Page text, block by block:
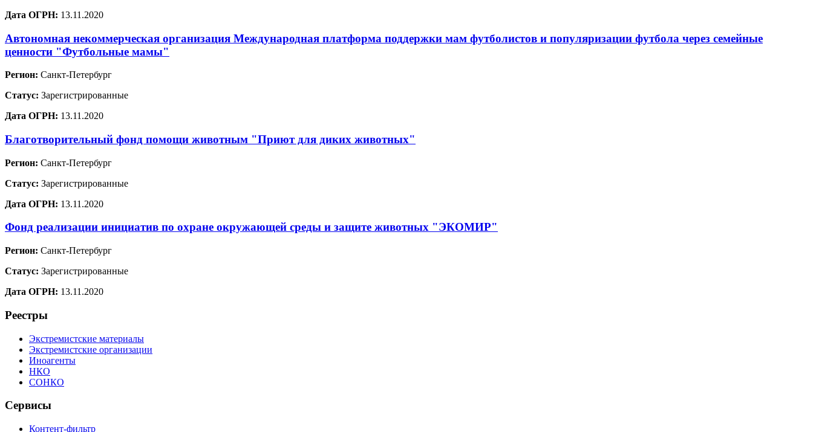
Дата ОГРН: 13.11.2020
Автономная некоммерческая организация Международная платформа поддержки мам футболистов и популяризации футбола через семейные
ценности "Футбольные мамы"
Регион: Санкт-Петербург
Статус: Зарегистрированные
Дата ОГРН: 13.11.2020
Благотворительный фонд помощи животным "Приют для диких животных"
Регион: Санкт-Петербург
Статус: Зарегистрированные
Дата ОГРН: 13.11.2020
Фонд реализации инициатив по охране окружающей среды и защите животных "ЭКОМИР"
Регион: Санкт-Петербург
Статус: Зарегистрированные
Дата ОГРН: 13.11.2020
Реестры
Экстремистские материалы
Экстремистские организации
Иноагенты
НКО
СОНКО
Сервисы
Контент-фильтр